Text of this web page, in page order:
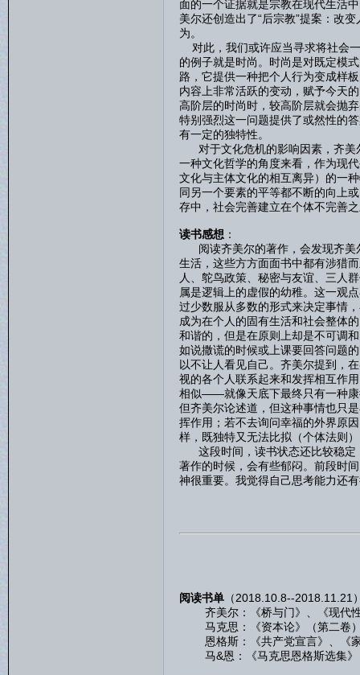
面的一个证据就是宗教在现代生活
美尔还创造出了“后宗教”提案：改
为。
对此，我们或许应当寻求将社会
的例子就是时尚。时尚是对既定模
路，它提供一种把个人行为变成样
内容上非常活跃的变动，赋予今天
高阶层的时尚时，较高阶层就会抛
特别强烈这一问题提供了或然性的
有一定的独特性。
对于文化危机的影响因素，齐美
一种文化哲学的角度来看，作为现
文化与主体文化的相互离异）的一
同另一个要素的平等都不断的向上
存中，社会完善建立在个体不完善
读书感想 ：
阅读齐美尔的著作，会发现齐美
生活，这些方方面面书中都有涉猎
人、鸵鸟政策、秘密与友谊、三人
属是逻辑上的虚假的幼稚。这一观
过少数服从多数的形式来决定事情
成为在个人的固有生活和社会整体
和谐的，但是在原则上却是不可调
如说撒谎的时候或上课要回答问题
以不让人看见自己。齐美尔提到，
视的各个人联系起来和发挥相互作
相似——就像天底下最终只有一种
但齐美尔论述道，但这种事情也只
挥作用；若不去询问幸福的外界原
样，既独特又无法比拟（个体法则
这段时间，读书状态还比较稳定
著作的时候，会有些郁闷。前段时
神很重要。我觉得自己思考能力还
阅读书单（2018.10.8--2018.11.21
齐美尔：《桥与门》、《现代
马克思：《资本论》（第二卷）
恩格斯：《共产党宣言》、《家
马&恩：《马克思恩格斯选集》